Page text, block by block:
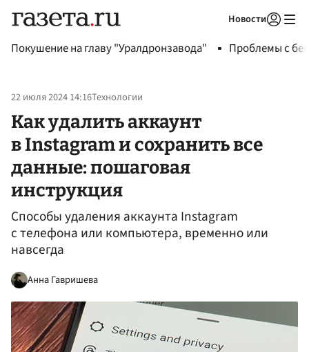
Новости
Покушение на главу "Уралдронзавода" Проблемы с
22 июля 2024 14:16Технологии
Как удалить аккаунт
в Instagram и сохранить все
данные: пошаговая
инструкция
Способы удаления аккаунта Instagram
с телефона или компьютера, временно или
навсегда
Анна Гавришева